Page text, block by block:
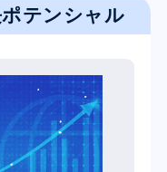
テンシャル